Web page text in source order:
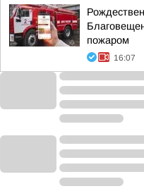
пожаром
16:07